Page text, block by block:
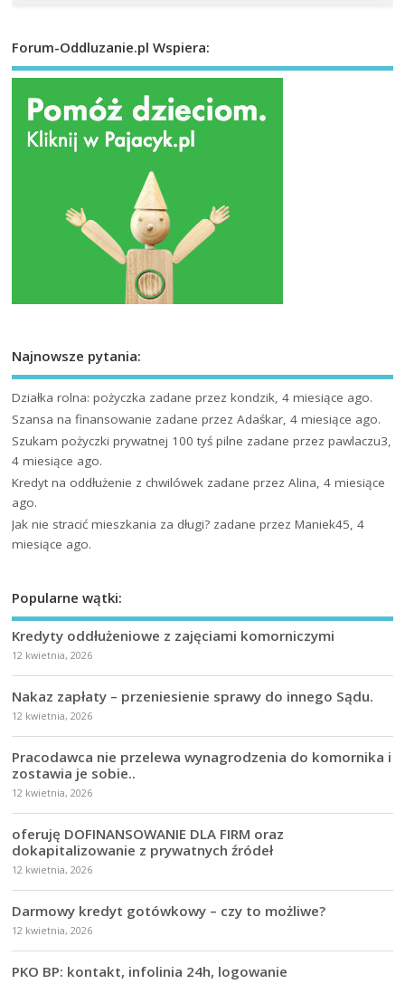
Forum-Oddluzanie.pl Wspiera:
Najnowsze pytania:
Działka rolna: pożyczka zadane przez kondzik, 4 miesiące ago.
Szansa na finansowanie zadane przez Adaśkar, 4 miesiące ago.
Szukam pożyczki prywatnej 100 tyś pilne zadane przez pawlaczu3,
4 miesiące ago.
Kredyt na oddłużenie z chwilówek zadane przez Alina, 4 miesiące
ago.
Jak nie stracić mieszkania za długi? zadane przez Maniek45, 4
miesiące ago.
Popularne wątki:
Kredyty oddłużeniowe z zajęciami komorniczymi
12 kwietnia, 2026
Nakaz zapłaty – przeniesienie sprawy do innego Sądu.
12 kwietnia, 2026
Pracodawca nie przelewa wynagrodzenia do komornika i
zostawia je sobie..
12 kwietnia, 2026
oferuję DOFINANSOWANIE DLA FIRM oraz
dokapitalizowanie z prywatnych źródeł
12 kwietnia, 2026
Darmowy kredyt gotówkowy – czy to możliwe?
12 kwietnia, 2026
PKO BP: kontakt, infolinia 24h, logowanie